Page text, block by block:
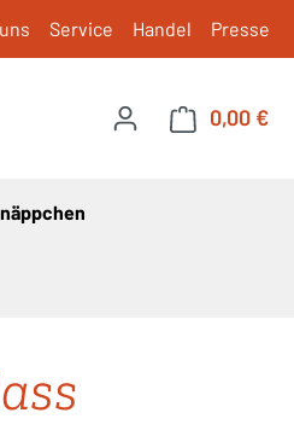
Service Handel Presse
0,00 €